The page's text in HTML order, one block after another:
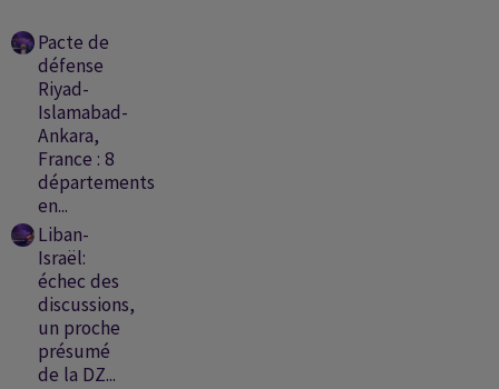
Pacte de
défense
Riyad-
Islamabad-
Ankara,
France : 8
départements
en...
Liban-
Israël:
échec des
discussions,
un proche
présumé
de la DZ...